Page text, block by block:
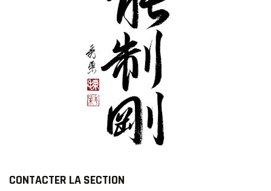
CONTACTER LA SECTION